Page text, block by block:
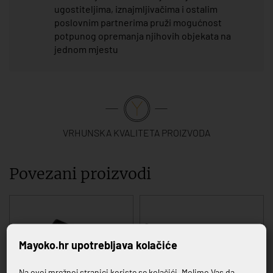
ugostiteljima, iznajmljivačima i ostalim
poslovnim partnerima pruži mogućnost
potpunog opremanja njihovih objekata na
jednom mjestu
VRHUNSKA KVALITETA PROIZVODA
Povezani proizvodi
Mayoko.hr upotrebljava kolačiće